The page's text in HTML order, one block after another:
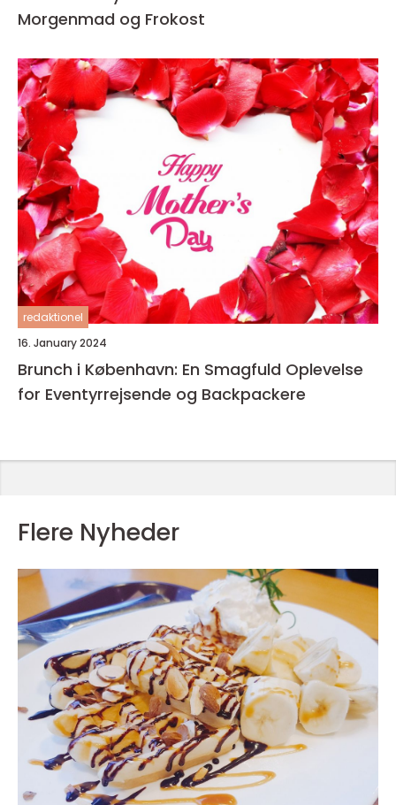
Morgenmad og Frokost
redaktionel
16. January 2024
Brunch i København: En Smagfuld Oplevelse
for Eventyrrejsende og Backpackere
Flere Nyheder